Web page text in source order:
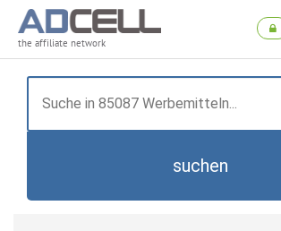
the affiliate network
suchen